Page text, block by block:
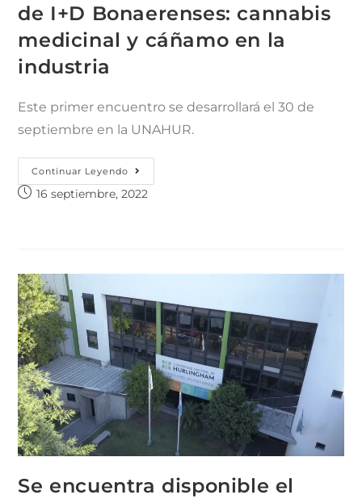
de I+D Bonaerenses: cannabis
medicinal y cáñamo en la
industria
Este primer encuentro se desarrollará el 30 de
septiembre en la UNAHUR.
Continuar Leyendo
16 septiembre, 2022
Se encuentra disponible el